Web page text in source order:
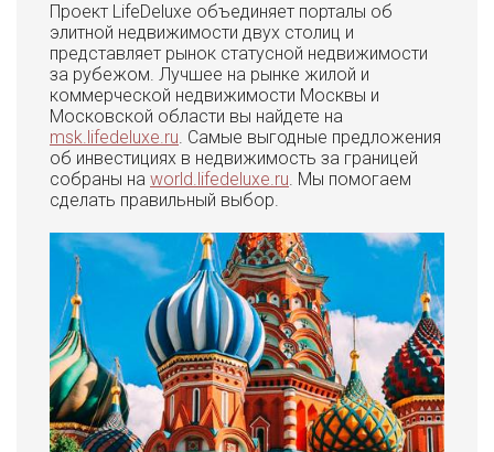
Проект LifeDeluxe объединяет порталы об
элитной недвижимости двух столиц и
представляет рынок статусной недвижимости
за рубежом. Лучшее на рынке жилой и
коммерческой недвижимости Москвы и
Московской области вы найдете на
msk.lifedeluxe.ru. Самые выгодные предложения
об инвестициях в недвижимость за границей
собраны на world.lifedeluxe.ru. Мы помогаем
сделать правильный выбор.